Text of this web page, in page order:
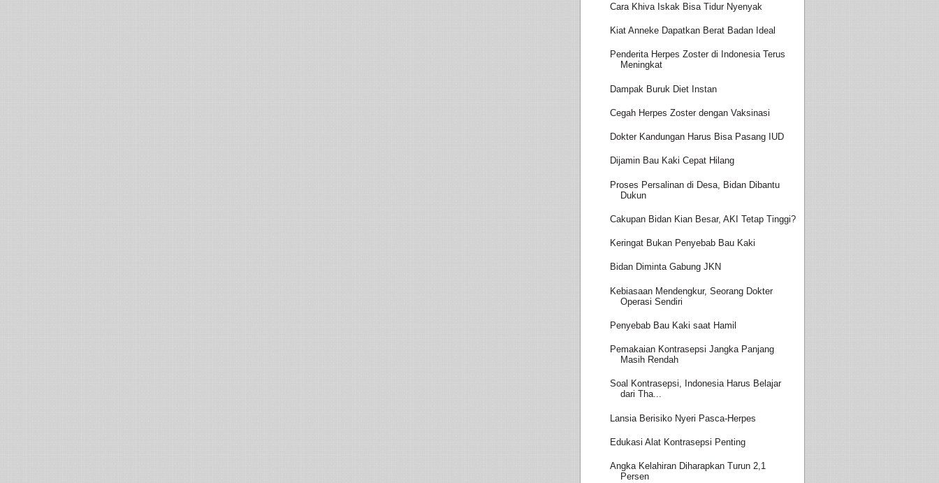
Cara Khiva Iskak Bisa Tidur Nyenyak
Kiat Anneke Dapatkan Berat Badan Ideal
Penderita Herpes Zoster di Indonesia Terus
Meningkat
Dampak Buruk Diet Instan
Cegah Herpes Zoster dengan Vaksinasi
Dokter Kandungan Harus Bisa Pasang IUD
Dijamin Bau Kaki Cepat Hilang
Proses Persalinan di Desa, Bidan Dibantu
Dukun
Cakupan Bidan Kian Besar, AKI Tetap Tinggi?
Keringat Bukan Penyebab Bau Kaki
Bidan Diminta Gabung JKN
Kebiasaan Mendengkur, Seorang Dokter
Operasi Sendiri
Penyebab Bau Kaki saat Hamil
Pemakaian Kontrasepsi Jangka Panjang
Masih Rendah
Soal Kontrasepsi, Indonesia Harus Belajar
dari Tha...
Lansia Berisiko Nyeri Pasca-Herpes
Edukasi Alat Kontrasepsi Penting
Angka Kelahiran Diharapkan Turun 2,1
Persen